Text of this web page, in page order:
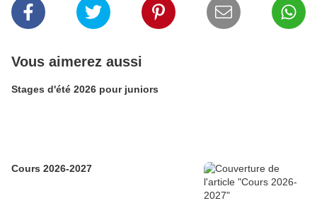
Vous aimerez aussi
Stages d'été 2026 pour juniors
Cours 2026-2027